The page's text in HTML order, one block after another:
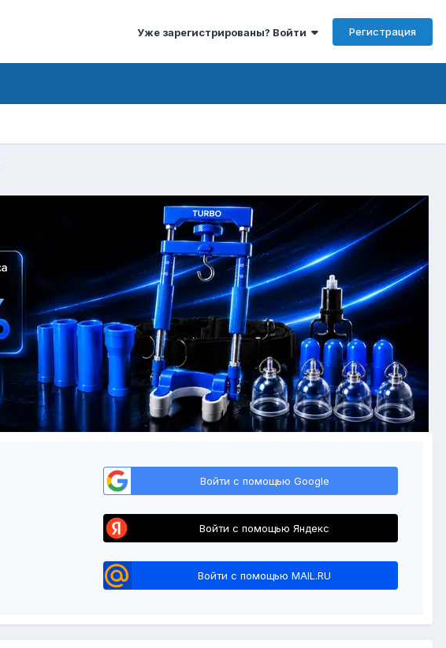
Уже зарегистрированы? Войти Регистрация
Войти с помощью Google
Войти с помощью Яндекс
Войти с помощью MAIL.RU